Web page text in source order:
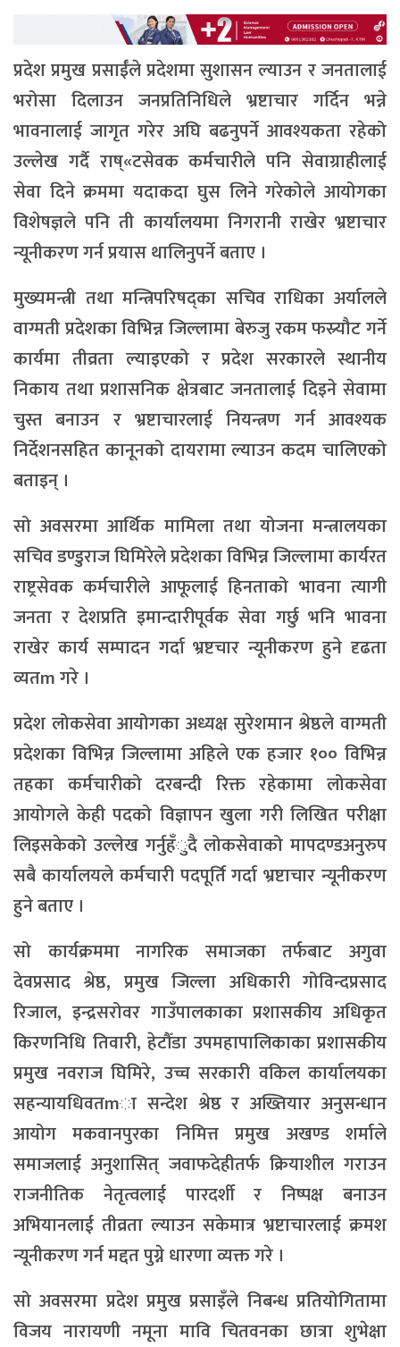
प्रदेश प्रमुख प्रसाईँले प्रदेशमा सुशासन ल्याउन र जनतालाई
भरोसा दिलाउन जनप्रतिनिधिले भ्रष्टाचार गर्दिन भन्ने
भावनालाई जागृत गरेर अघि बढनुपर्ने आवश्यकता रहेको
उल्लेख गर्दै राष्«टसेवक कर्मचारीले पनि सेवाग्राहीलाई
सेवा दिने क्रममा यदाकदा घुस लिने गरेकोले आयोगका
विशेषज्ञले पनि ती कार्यालयमा निगरानी राखेर भ्रष्टाचार
न्यूनीकरण गर्न प्रयास थालिनुपर्ने बताए ।
मुख्यमन्त्री तथा मन्त्रिपरिषद्का सचिव राधिका अर्यालले
वाग्मती प्रदेशका विभिन्न जिल्लामा बेरुजु रकम फस्र्यौट गर्ने
कार्यमा तीव्रता ल्याइएको र प्रदेश सरकारले स्थानीय
निकाय तथा प्रशासनिक क्षेत्रबाट जनतालाई दिइने सेवामा
चुस्त बनाउन र भ्रष्टाचारलाई नियन्त्रण गर्न आवश्यक
निर्देशनसहित कानूनको दायरामा ल्याउन कदम चालिएको
बताइन् ।
सो अवसरमा आर्थिक मामिला तथा योजना मन्त्रालयका
सचिव डण्डुराज घिमिरेले प्रदेशका विभिन्न जिल्लामा कार्यरत
राष्ट्रसेवक कर्मचारीले आफूलाई हिनताको भावना त्यागी
जनता र देशप्रति इमान्दारीपूर्वक सेवा गर्छु भनि भावना
राखेर कार्य सम्पादन गर्दा भ्रष्टचार न्यूनीकरण हुने दृढता
व्यतm गरे ।
प्रदेश लोकसेवा आयोगका अध्यक्ष सुरेशमान श्रेष्ठले वाग्मती
प्रदेशका विभिन्न जिल्लामा अहिले एक हजार १०० विभिन्न
तहका कर्मचारीको दरबन्दी रिक्त रहेकामा लोकसेवा
आयोगले केही पदको विज्ञापन खुला गरी लिखित परीक्षा
लिइसकेको उल्लेख गर्नुहँुदै लोकसेवाको मापदण्डअनुरुप
सबै कार्यालयले कर्मचारी पदपूर्ति गर्दा भ्रष्टाचार न्यूनीकरण
हुने बताए ।
सो कार्यक्रममा नागरिक समाजका तर्फबाट अगुवा
देवप्रसाद श्रेष्ठ, प्रमुख जिल्ला अधिकारी गोविन्दप्रसाद
रिजाल, इन्द्रसरोवर गाउँपालकाका प्रशासकीय अधिकृत
किरणनिधि तिवारी, हेटौँडा उपमहापालिकाका प्रशासकीय
प्रमुख नवराज घिमिरे, उच्च सरकारी वकिल कार्यालयका
सहन्यायधिवतmा सन्देश श्रेष्ठ र अख्तियार अनुसन्धान
आयोग मकवानपुरका निमित्त प्रमुख अखण्ड शर्माले
समाजलाई अनुशासित् जवाफदेहीतर्फ क्रियाशील गराउन
राजनीतिक नेतृत्वलाई पारदर्शी र निष्पक्ष बनाउन
अभियानलाई तीव्रता ल्याउन सकेमात्र भ्रष्टाचारलाई क्रमश
न्यूनीकरण गर्न मद्दत पुग्ने धारणा व्यक्त गरे ।
सो अवसरमा प्रदेश प्रमुख प्रसाइँले निबन्ध प्रतियोगितामा
विजय नारायणी नमूना मावि चितवनका छात्रा शुभेक्षा